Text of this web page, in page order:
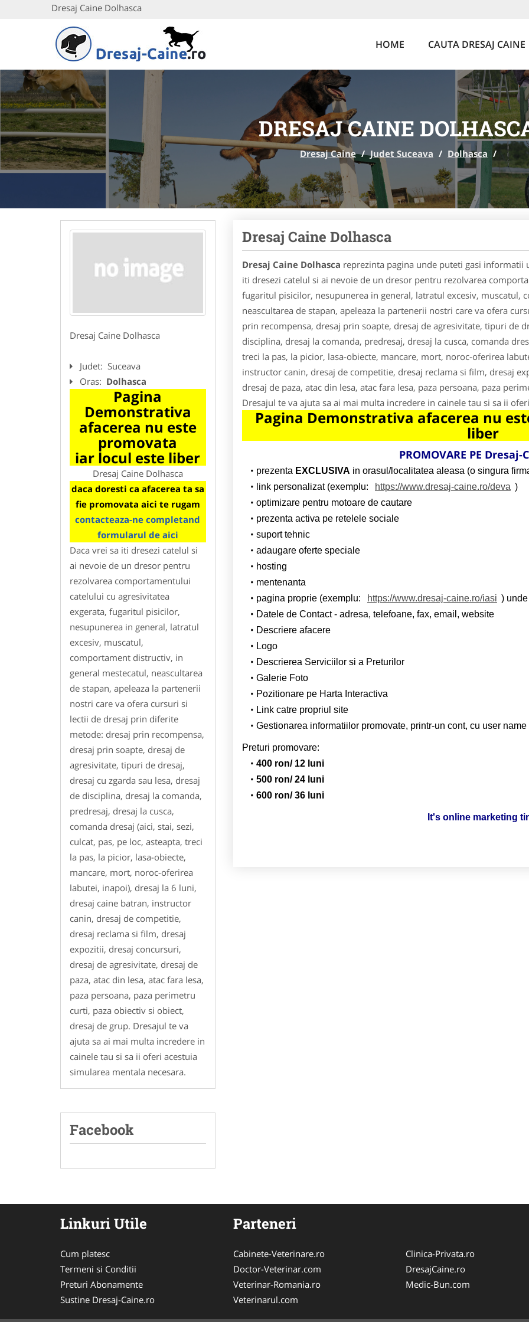
Dresaj Caine Dolhasca
HOME CAUTA DRESAJ CAINE
DRESAJ CAINE
Dresaj Caine / Judet Suceava / Dolhasca /
Dresaj Caine Dolhasca
Judet: Suceava
Oras: Dolhasca
Pagina
Demonstrativa
afacerea nu este
promovata
iar locul este liber
Dresaj Caine Dolhasca
daca doresti ca afacerea ta sa
fie promovata aici te rugam
contacteaza-ne completand
formularul de aici
Daca vrei sa iti dresezi catelul si
ai nevoie de un dresor pentru
rezolvarea comportamentului
catelului cu agresivitatea
exgerata, fugaritul pisicilor,
nesupunerea in general, latratul
excesiv, muscatul,
comportament distructiv, in
general mestecatul, neascultarea
de stapan, apeleaza la partenerii
nostri care va ofera cursuri si
lectii de dresaj prin diferite
metode: dresaj prin recompensa,
dresaj prin soapte, dresaj de
agresivitate, tipuri de dresaj,
dresaj cu zgarda sau lesa, dresaj
de disciplina, dresaj la comanda,
predresaj, dresaj la cusca,
comanda dresaj (aici, stai, sezi,
culcat, pas, pe loc, asteapta, treci
la pas, la picior, lasa-obiecte,
mancare, mort, noroc-oferirea
labutei, inapoi), dresaj la 6 luni,
dresaj caine batran, instructor
canin, dresaj de competitie,
dresaj reclama si film, dresaj
expozitii, dresaj concursuri,
dresaj de agresivitate, dresaj de
paza, atac din lesa, atac fara lesa,
paza persoana, paza perimetru
curti, paza obiectiv si obiect,
dresaj de grup. Dresajul te va
ajuta sa ai mai multa incredere in
cainele tau si sa ii oferi acestuia
simularea mentala necesara.
Facebook
Dresaj Caine Dolhasca
Dresaj Caine Dolhasca reprezinta pagina unde puteti gasi informatii
iti dresezi catelul si ai nevoie de un dresor pentru rezolvarea
fugaritul pisicilor, nesupunerea in general, latratul excesiv, muscatul,
neascultarea de stapan, apeleaza la partenerii nostri care va ofera
prin recompensa, dresaj prin soapte, dresaj de agresivitate, tipuri de
disciplina, dresaj la comanda, predresaj, dresaj la cusca, comanda
treci la pas, la picior, lasa-obiecte, mancare, mort, noroc-oferirea
instructor canin, dresaj de competitie, dresaj reclama si film, dresaj
dresaj de paza, atac din lesa, atac fara lesa, paza persoana, paza
Dresajul te va ajuta sa ai mai multa incredere in cainele tau si sa ii
Pagina Demonstrativa afacerea nu
liber
PROMOVARE PE
prezenta EXCLUSIVA in orasul/localitatea aleasa (o singura
link personalizat (exemplu:
https://www.dresaj-caine.ro/deva )
optimizare pentru motoare de cautare
prezenta activa pe retelele sociale
suport tehnic
adaugare oferte speciale
hosting
mentenanta
pagina proprie (exemplu:
https://www.dresaj-caine.ro/iasi )
Datele de Contact - adresa, telefoane, fax, email, website
Descriere afacere
Logo
Descrierea Serviciilor si a Preturilor
Galerie Foto
Pozitionare pe Harta Interactiva
Link catre propriul site
Gestionarea informatiilor promovate, printr-un cont, cu user
Preturi promovare:
400 ron/ 12 luni
500 ron/ 24 luni
600 ron/ 36 luni
It's online marketing
Linkuri Utile
Cum platesc
Termeni si Conditii
Preturi Abonamente
Sustine Dresaj-Caine.ro
Parteneri
Cabinete-Veterinare.ro
Doctor-Veterinar.com
Veterinar-Romania.ro
Veterinarul.com
Clinica-Privata.ro
DresajCaine.ro
Medic-Bun.com